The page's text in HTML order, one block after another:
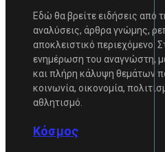
Εδώ θα βρείτε ειδήσεις από
αναλύσεις, άρθρα γνώμης,
αποκλειστικό περιεχόμενο.
ενημέρωση του αναγνώστη,
και πλήρη κάλυψη θεμάτων
κοινωνία, οικονομία,
αθλητισμό.
Κόσμος